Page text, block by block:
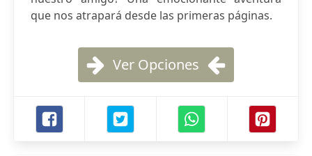
que nos atrapará desde las primeras páginas.
Ver Opciones